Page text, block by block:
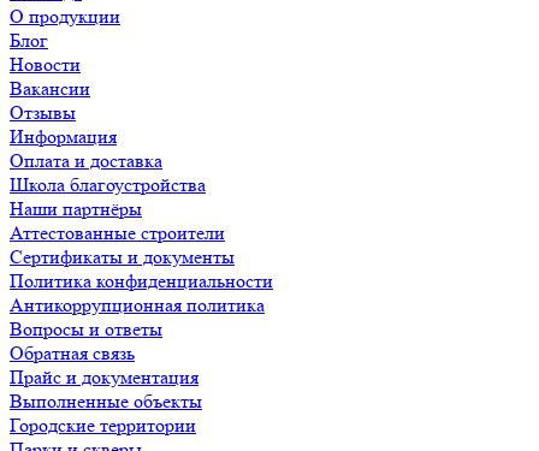
О продукции
Блог
Новости
Вакансии
Отзывы
Информация
Оплата и доставка
Школа благоустройства
Наши партнёры
Аттестованные строители
Сертификаты и документы
Политика конфиденциальности
Антикоррупционная политика
Вопросы и ответы
Обратная связь
Прайс и документация
Выполненные объекты
Городские территории